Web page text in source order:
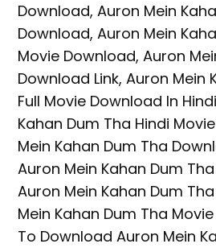
Download, Auron Mein
Download, Auron Mein
Movie Download, Auron
Download Link, Auron Mein
Full Movie Download In
Kahan Dum Tha Hindi
Mein Kahan Dum Tha
Auron Mein Kahan Dum
Auron Mein Kahan Dum
Mein Kahan Dum Tha
To Download Auron Mein